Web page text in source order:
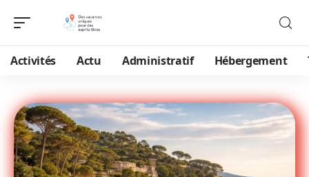
Activités Actu Administratif Hébergement